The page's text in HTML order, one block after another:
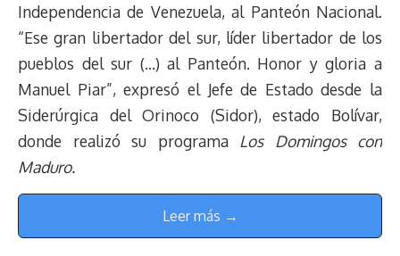
Independencia de Venezuela, al Panteón Nacional.
“Ese gran libertador del sur, líder libertador de los
pueblos del sur (…) al Panteón. Honor y gloria a
Manuel Piar”, expresó el Jefe de Estado desde la
Siderúrgica del Orinoco (Sidor), estado Bolívar,
donde realizó su programaLos Domingos con
Maduro.
Leer más →